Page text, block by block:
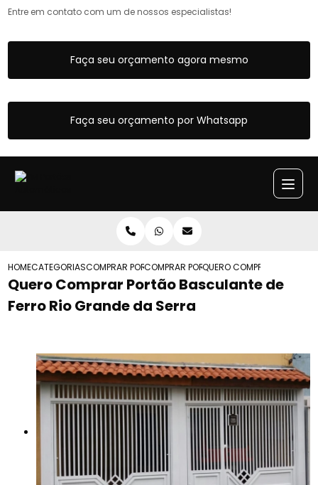
Entre em contato com um de nossos especialistas!
Faça seu orçamento agora mesmo
Faça seu orçamento por Whatsapp
HOMECATEGORIASCOMPRAR PORTAO BASCULANTE
COMPRAR PORTAO BASCULANTE
QUERO COMPRAR PORTAO
Quero Comprar Portão Basculante de
Ferro Rio Grande da Serra